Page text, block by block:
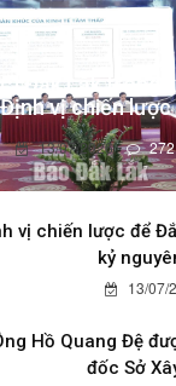
Đắk Lắk trong
Định vị chiến lược
13/07/2026 272
vị chiến lược để
kỷ
13/07/
Hồ Quang Đệ
đốc Sở